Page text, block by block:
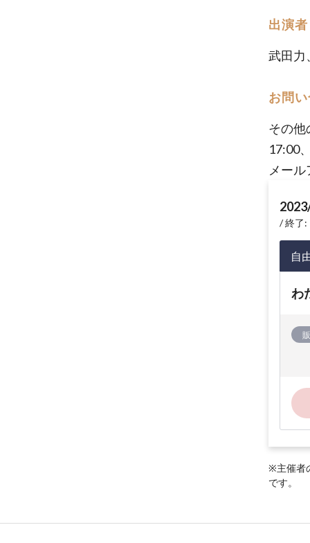
出演者
武田力
お問
その他
17:00
メー
終了:
自
わ
※主催者
です。